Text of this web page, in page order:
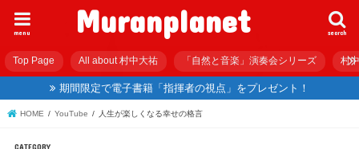
Muranplanet search
menu
Top Page All about 村中大祐 「自然と音楽」演奏会シリーズ 村
期間限定で電子書籍「指揮者の視点」をプレゼント！
HOME YouTube 人生が楽しくなる幸せの格言